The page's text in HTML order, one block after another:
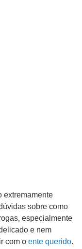
extremamente
sobre como
especialmente
e nem
com o ente querido.